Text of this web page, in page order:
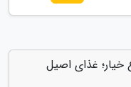
خیار؛ غذای اصیل